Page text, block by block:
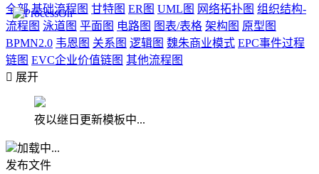
全部 基础流程图 甘特图 ER图 UML图 网络拓扑图 组织结构-
流程图 泳道图 平面图 电路图 图表/表格 架构图 原型图
BPMN2.0 韦恩图 关系图 逻辑图 魏朱商业模式 EPC事件过程
链图 EVC企业价值链图 其他流程图
 展开
夜以继日更新模板中...
加载中...
发布文件